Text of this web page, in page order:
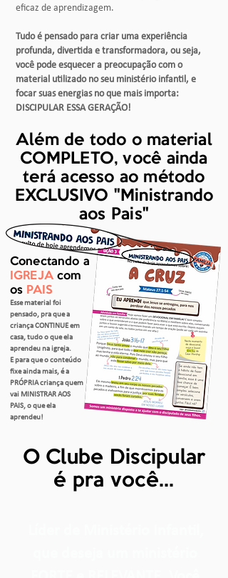
eficaz de aprendizagem.
Tudo é pensado para criar uma experiência
profunda, divertida e transformadora, ou seja,
você pode esquecer a preocupação com o
material utilizado no seu ministério infantil, e
focar suas energias no que mais importa:
DISCIPULAR ESSA GERAÇÃO!
Além de todo o material
COMPLETO, você ainda
terá acesso ao método
EXCLUSIVO "Ministrando
aos Pais"
Conectando a
IGREJAcom
os PAIS
Esse material foi
pensado, pra que a
criança CONTINUE em
casa, tudo o que ela
aprendeu na igreja.
E para que o conteúdo
fixe ainda mais, é a
PRÓPRIA criança quem
vai MINISTRAR AOS
PAIS, o que ela
aprendeu!
O Clube Discipular
é pra você...